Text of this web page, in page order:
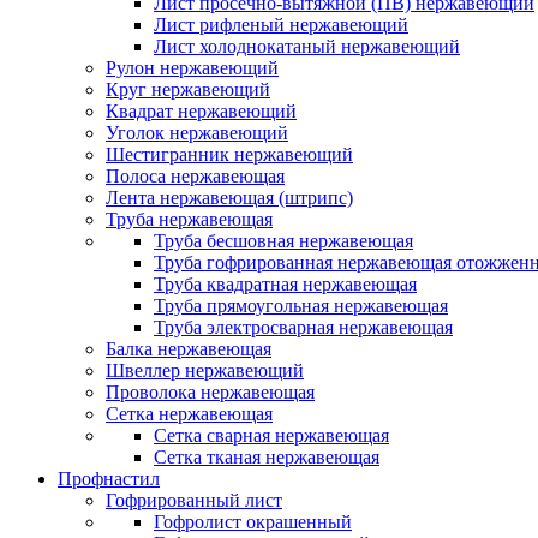
Лист рифленый нержавеющий
Лист холоднокатаный нержавеющий
Рулон нержавеющий
Круг нержавеющий
Квадрат нержавеющий
Уголок нержавеющий
Шестигранник нержавеющий
Полоса нержавеющая
Лента нержавеющая (штрипс)
Труба нержавеющая
Труба бесшовная нержавеющая
Труба гофрированная нержавеющая
Труба квадратная нержавеющая
Труба прямоугольная нержавеющая
Труба электросварная нержавеющая
Балка нержавеющая
Швеллер нержавеющий
Проволока нержавеющая
Сетка нержавеющая
Сетка сварная нержавеющая
Сетка тканая нержавеющая
Профнастил
Гофрированный лист
Гофролист окрашенный